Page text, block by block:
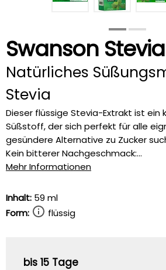
Swanson
Natürliches
Stevia
Dieser flüssige Stevia-Extrakt ist ein
Süßstoff, der sich perfekt für alle
gesündere Alternative zu Zucker
Kein bitterer Nachgeschmack:...
Mehr Informationen
Inhalt: 59 ml
Form:
flüssig
bis 15 Tage